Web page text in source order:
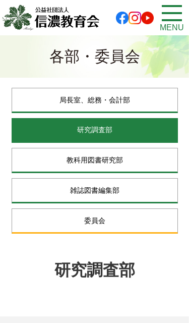
MENU
各部・委員会
局長室、 総務・会計部
研究調査部
教科用図書研究部
雑誌図書編集部
委員会
研究調査部